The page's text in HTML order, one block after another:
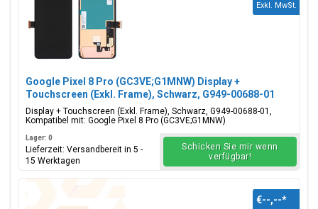
Google Pixel 8 Pro (GC3VE;G1MNW) Display +
Touchscreen (Exkl. Frame), Schwarz, G949-00688-01
Display + Touchscreen (Exkl. Frame), Schwarz, G949-00688-01,
Kompatibel mit: Google Pixel 8 Pro (GC3VE;G1MNW)
Exkl. MwSt.
Lager: 0
Lieferzeit: Versandbereit in 5 -
15 Werktagen
Schicken Sie mir wenn
verfügbar!
€--,--*